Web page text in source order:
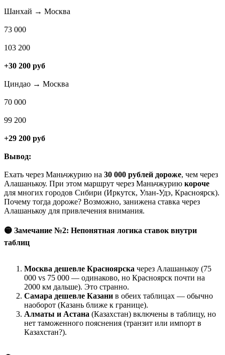
Шанхай → Москва
73 000
103 200
+30 200 руб
Циндао → Москва
70 000
99 200
+29 200 руб
Вывод:
Ехать через Маньчжурию на 30 000 рублей дороже, чем через
Алашанькоу. При этом маршрут через Маньчжурию короче
для многих городов Сибири (Иркутск, Улан-Удэ, Красноярск).
Почему тогда дороже? Возможно, занижена ставка через
Алашанькоу для привлечения внимания.
🟡 Замечание №2: Непонятная логика ставок внутри
таблиц
Москва дешевле Красноярска через Алашанькоу (75
000 vs 75 000 — одинаково, но Красноярск почти на
2000 км дальше). Это странно.
Самара дешевле Казани в обеих таблицах — обычно
наоборот (Казань ближе к границе).
Алматы и Астана (Казахстан) включены в таблицу, но
нет таможенного пояснения (транзит или импорт в
Казахстан?).